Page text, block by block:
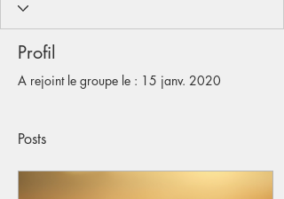
Profil
A rejoint le groupe le : 15 janv. 2020
Posts